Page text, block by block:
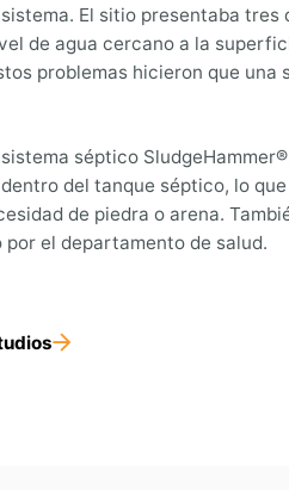
El sitio presentaba tres
de agua cercano a la
problemas hicieron que una
séptico
del tanque séptico, lo
de piedra o arena.
el departamento de salud.